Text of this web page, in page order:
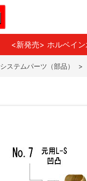
<新発売> ホルベイ
システムパーツ（部品） >